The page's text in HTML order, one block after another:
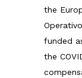
the
funded
the